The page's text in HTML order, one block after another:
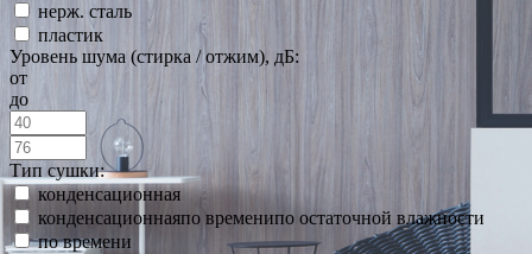
нерж. сталь
пластик
Уровень шума (стирка / отжим), дБ:
от
до
Тип сушки:
конденсационная
конденсационнаяпо временипо остаточной влажности
по времени